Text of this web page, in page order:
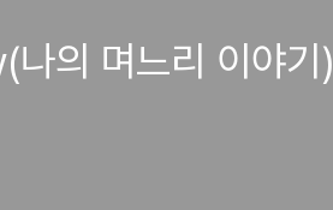
의 며느리 이야기)